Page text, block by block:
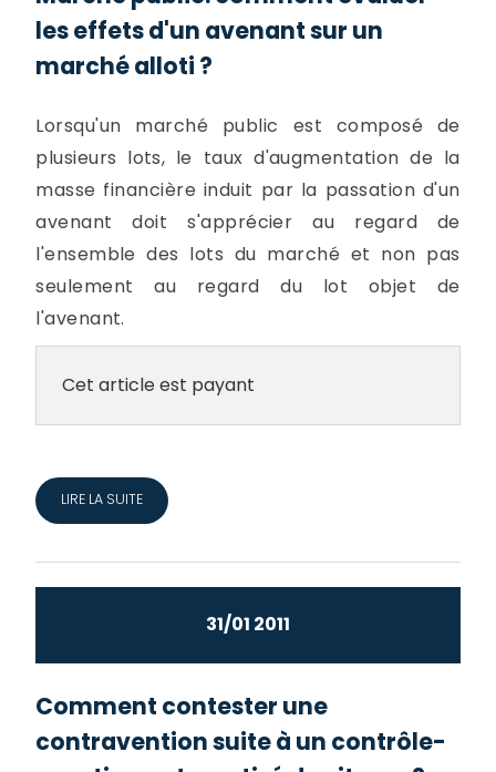
les effets d'un avenant sur un
marché alloti ?
Lorsqu'un marché public est composé de
plusieurs lots, le taux d'augmentation de la
masse financière induit par la passation d'un
avenant doit s'apprécier au regard de
l'ensemble des lots du marché et non pas
seulement au regard du lot objet de
l'avenant.
Cet article est payant
LIRE LA SUITE
31/01 2011
Comment contester une
contravention suite à un contrôle-